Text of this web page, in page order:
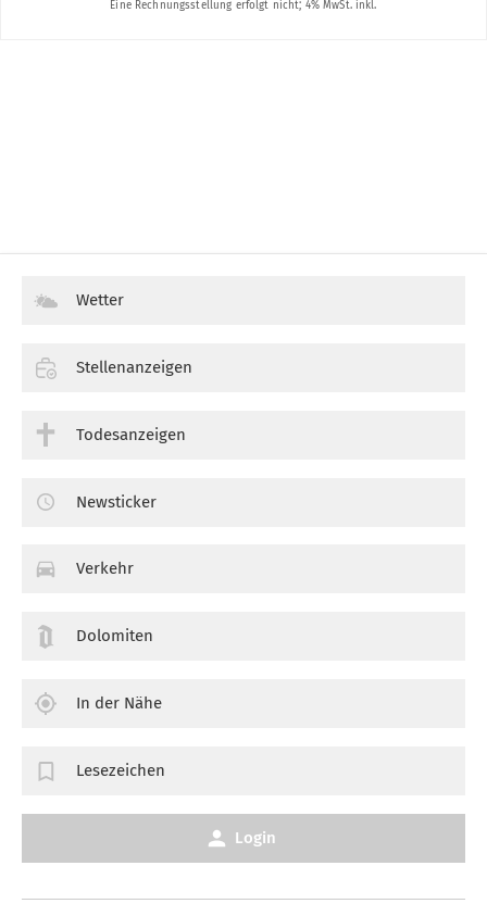
Wetter
Stellenanzeigen
Todesanzeigen
Newsticker
Verkehr
Dolomiten
In der Nähe
Lesezeichen
Login